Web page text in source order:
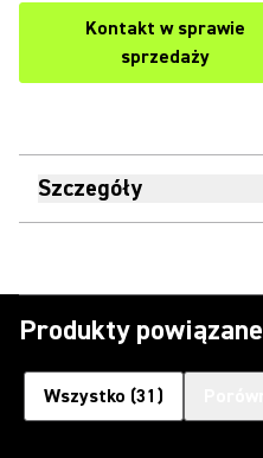
Kontakt w sprawie
sprzedaży
Szczegóły
Produkty powiązane
Wszystko (31 )